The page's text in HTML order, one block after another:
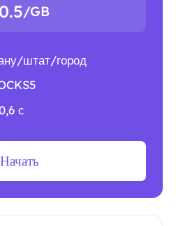
0.5/GB
штат/город
с
Начать